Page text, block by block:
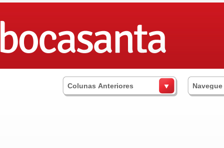
Colunas Anteriores